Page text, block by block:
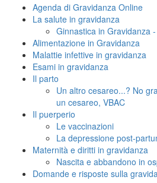
Agenda di Gravidanza Online
La salute in gravidanza
Ginnastica in Gravidanza
Alimentazione in Gravidanza
Malattie infettive in gravidanza
Esami in gravidanza
Il parto
Un altro cesareo...? No
un cesareo, VBAC
Il puerperio
Le vaccinazioni
La depressione post-
Maternità e diritti in gravidanza
Nascita e abbandono in
Domande e risposte sulla